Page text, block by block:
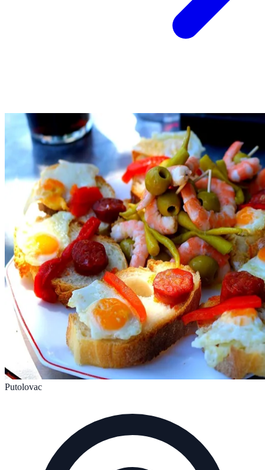
Putolovac